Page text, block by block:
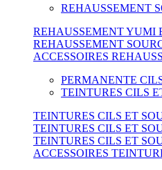
REHAUSSEMENT
REHAUSSEMENT YUMI
REHAUSSEMENT
ACCESSOIRES
PERMANENTE
TEINTURES CILS
TEINTURES CILS ET
TEINTURES CILS ET
TEINTURES CILS ET
ACCESSOIRES